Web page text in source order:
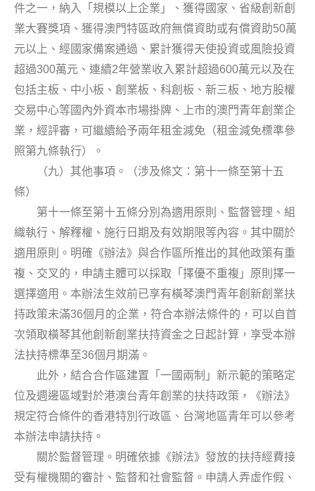
件之一，納入「規模以上企業」、獲得國家、省級創新創
業大賽獎項、獲得澳門特區政府無償資助或有償資助50萬
元以上、經國家備案通過、累計獲得天使投資或風險投資
超過300萬元、連續2年營業收入累計超過600萬元以及在
包括主板、中小板、創業板、科創板、新三板、地方股權
交易中心等國內外資本市場掛牌、上市的澳門青年創業企
業，經評審，可繼續給予兩年租金減免（租金減免標準參
照第九條執行）。
（九）其他事項。（涉及條文：第十一條至第十五
條）
第十一條至第十五條分別為適用原則、監督管理、組
織執行、解釋權、施行日期及有效期限等內容。其中關於
適用原則。明確《辦法》與合作區所推出的其他政策有重
複、交叉的，申請主體可以採取「擇優不重複」原則擇一
選擇適用。本辦法生效前已享有橫琴澳門青年創新創業扶
持政策未滿36個月的企業，符合本辦法條件的，可以自首
次領取橫琴其他創新創業扶持資金之日起計算，享受本辦
法扶持標準至36個月期滿。
此外，結合合作區建置「一國兩制」新示範的策略定
位及週邊區域對於港澳台青年創業的扶持政策，《辦法》
規定符合條件的香港特別行政區、台灣地區青年可以參考
本辦法申請扶持。
關於監督管理。明確依據《辦法》發放的扶持經費接
受有權機關的審計、監督和社會監督。申請人弄虛作假、